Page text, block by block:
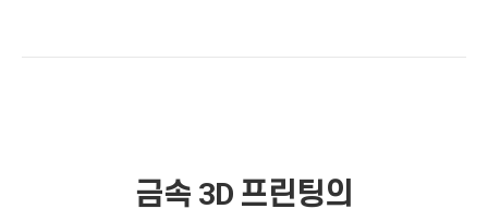
금속 3D 프린팅의